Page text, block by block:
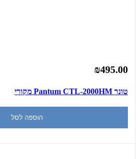
₪495.00
‏טונר Pantum CTL-2000HM מקורי
הוספה לסל